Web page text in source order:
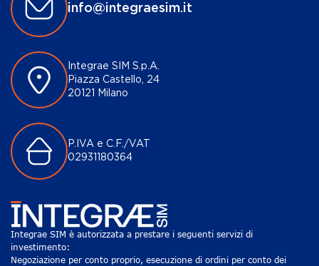
info@integraesim.it
Integrae SIM S.p.A.
Piazza Castello, 24
20121 Milano
P.IVA e C.F./VAT
02931180364
Integrae SIM è autorizzata a prestare i seguenti servizi di
investimento:
Negoziazione per conto proprio, esecuzione di ordini per conto dei